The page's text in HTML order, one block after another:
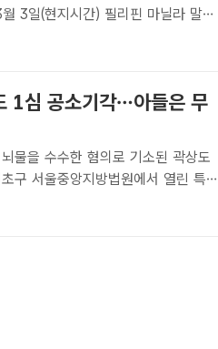
코스 주니어 대통령과 확대정상회
1심 공소기각…아들은 무
물을 수수한 혐의로 기소된 곽상도
구 서울중앙지방법원에서 열린 특정
) 등 혐의 관련 1심 선고공판을 마